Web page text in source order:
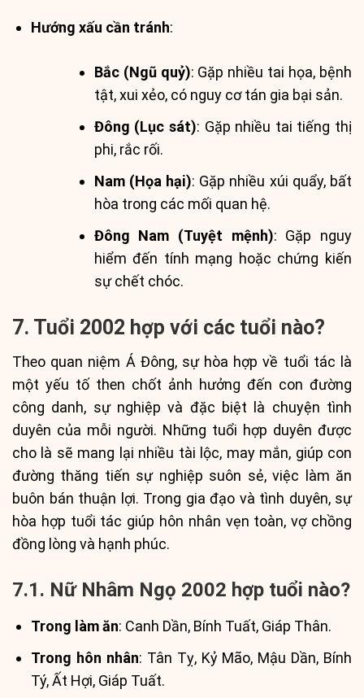
Hướng xấu cần tránh:
Bắc (Ngũ quỷ): Gặp nhiều tai họa, bệnh
tật, xui xẻo, có nguy cơ tán gia bại sản.
Đông (Lục sát): Gặp nhiều tai tiếng thị
phi, rắc rối.
Nam (Họa hại): Gặp nhiều xúi quẩy, bất
hòa trong các mối quan hệ.
Đông Nam (Tuyệt mệnh): Gặp nguy
hiểm đến tính mạng hoặc chứng kiến
sự chết chóc.
7. Tuổi 2002 hợp với các tuổi nào?
Theo quan niệm Á Đông, sự hòa hợp về tuổi tác là
một yếu tố then chốt ảnh hưởng đến con đường
công danh, sự nghiệp và đặc biệt là chuyện tình
duyên của mỗi người. Những tuổi hợp duyên được
cho là sẽ mang lại nhiều tài lộc, may mắn, giúp con
đường thăng tiến sự nghiệp suôn sẻ, việc làm ăn
buôn bán thuận lợi. Trong gia đạo và tình duyên, sự
hòa hợp tuổi tác giúp hôn nhân vẹn toàn, vợ chồng
đồng lòng và hạnh phúc.
7.1. Nữ Nhâm Ngọ 2002 hợp tuổi nào?
Trong làm ăn: Canh Dần, Bính Tuất, Giáp Thân.
Trong hôn nhân: Tân Tỵ, Kỷ Mão, Mậu Dần, Bính
Tý, Ất Hợi, Giáp Tuất.